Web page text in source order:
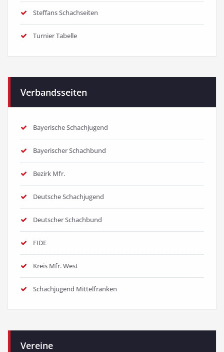
Steffans Schachseiten
Turnier Tabelle
Verbandsseiten
Bayerische Schachjugend
Bayerischer Schachbund
Bezirk Mfr.
Deutsche Schachjugend
Deutscher Schachbund
FIDE
Kreis Mfr. West
Schachjugend Mittelfranken
Vereine